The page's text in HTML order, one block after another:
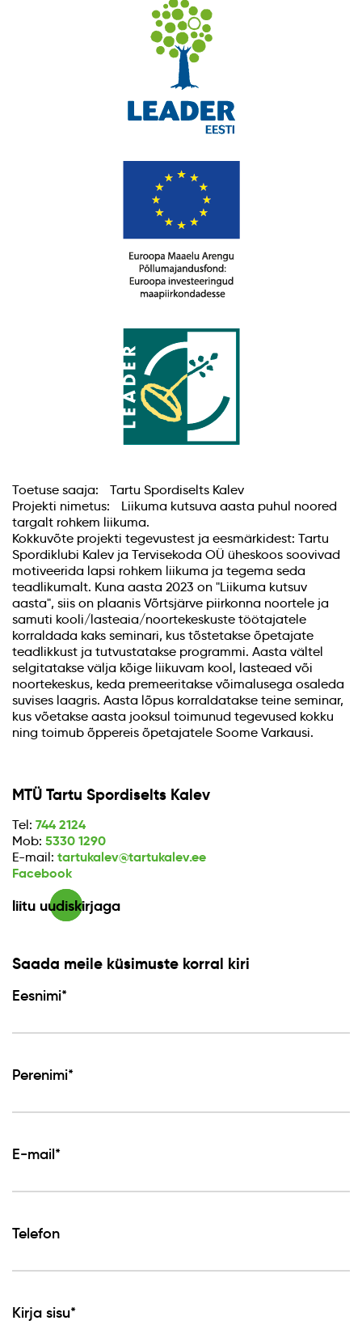
Toetuse saaja: Tartu Spordiselts Kalev
Projekti nimetus: Liikuma kutsuva aasta puhul noored
targalt rohkem liikuma.
Kokkuvõte projekti tegevustest ja eesmärkidest: Tartu
Spordiklubi Kalev ja Tervisekoda OÜ üheskoos soovivad
motiveerida lapsi rohkem liikuma ja tegema seda
teadlikumalt. Kuna aasta 2023 on "Liikuma kutsuv
aasta", siis on plaanis Võrtsjärve piirkonna noortele ja
samuti kooli/lasteaia/noortekeskuste töötajatele
korraldada kaks seminari, kus tõstetakse õpetajate
teadlikkust ja tutvustatakse programmi. Aasta vältel
selgitatakse välja kõige liikuvam kool, lasteaed või
noortekeskus, keda premeeritakse võimalusega osaleda
suvises laagris. Aasta lõpus korraldatakse teine seminar,
kus võetakse aasta jooksul toimunud tegevused kokku
ning toimub õppereis õpetajatele Soome Varkausi.
MTÜ Tartu Spordiselts Kalev
Tel: 744 2124
Mob: 5330 1290
E-mail: tartukalev@tartukalev.ee
Facebook
liitu uudiskirjaga
Saada meile küsimuste korral kiri
Eesnimi*
Perenimi*
E-mail*
Telefon
Kirja sisu*